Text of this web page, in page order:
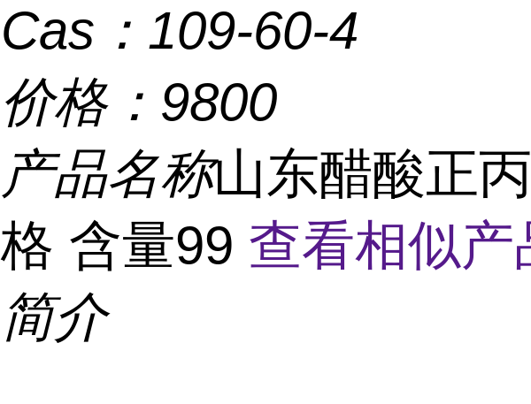
Cas： 109-60-4
价格： 9800
产品名称山东醋酸正
格 含量99 查看相似
简介